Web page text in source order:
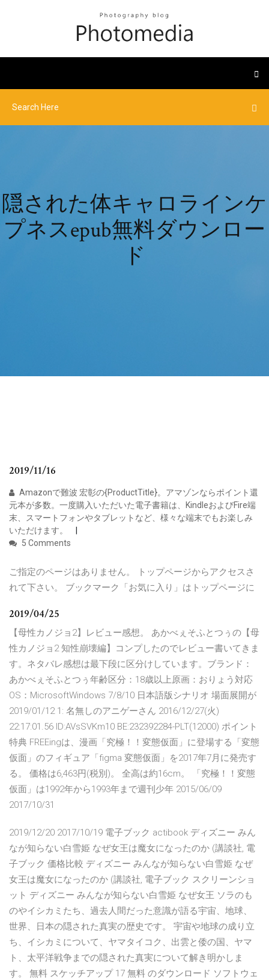
隠された体キャロラインケ
プネスepub無料ダウンロー
ド
2019/11/16
Amazonで難波 宏彰の{ProductTitle}。アマゾンならポイント還
元本が多数。一度購入いただいた電子書籍は、KindleおよびFire端
末、スマートフォンやタブレットなど、様々な端末でもお楽しみ
いただけます。
5 Comments
ご指定のページはありません。 トップページからアクセスさ
れて下さい。 ブックマーク「お気に入り」はトップページに
2019/04/25
【母性カノジョ2】レビュー感想。 あかべぇそふとつぅの【母
性カノジョ2 知性崩壊編】コンプしたのでレビュー書いてきま
す。ネタバレ感想は最下段に区分けしています。ブランド：
あかべぇそふとつぅ年齢区分：18歳以上原画：おりょう対応
OS：MicrosoftWindows 7/8/10 日本語版シナリオ 場面展開が
2019/01/12 1: 名無しのアニゲーさん 2016/12/27(火)
22:17:01.56 ID:AVsSVKm10 BE:232392284-PLT(12000) ポイント
特典 FREEingは、漫画「究極！！変態仮面」に登場する「変態
仮面」のフィギュア「figma 変態仮面」を2017年7月に発売す
る。 価格は6,463円(税別)。 全高は約16cm。 「究極！！変態
仮面」は1992年から1993年まで週刊少年 2015/06/09
2017/10/31
2019/12/20 2017/10/19 電子ブック actibook ディズニー みん
なが知らない白雪姫 なぜ女王は魔女になったのか (講談社, 電
子ブック 価格比較 ディズニー みんなが知らない白雪姫 なぜ
女王は魔女になったのか (講談社, 電子ブック スクリーンショ
ット ディズニー みんなが知らない白雪姫 なぜ女王 ソラのも
のやイシカミたち、過去人間だった意識が語る宇宙、地球、
世界、日本の隠された真実の歴史です。 宇宙や地球の成り立
ち、イシカミについて、ヤマタイコク、出雲と倭の国、ヤマ
ト、太平洋戦争までの隠された真実について解き明かしま
す。 無料 スケッチアップ 17 無料 のダウンロード ソフトウェ